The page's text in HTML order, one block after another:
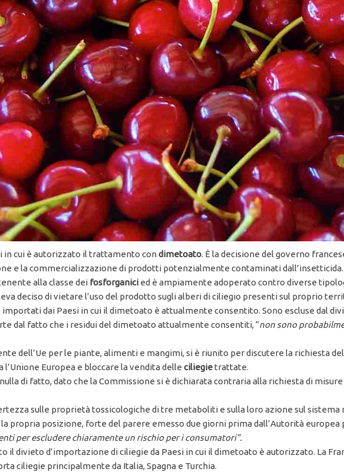
in cui è autorizzato il trattamento condimetoato. È la decisione del governo
e la commercializzazione di prodotti potenzialmente contaminati dall’insetticida.
alla classe dei fosforganici ed è ampiamente adoperato contro diverse
deciso di vietare l’uso del prodotto sugli alberi di ciliegio presenti sul proprio
dai Paesi in cui il dimetoato è attualmente consentito. Sono escluse dal
dal fatto che i residui del dimetoato attualmente consentiti, “non sono
dell’Ue per le piante, alimenti e mangimi, si è riunito per discutere la richiesta
Europea e bloccare la vendita delle ciliegietrattate.
nulla di fatto, dato che la Commissione si è dichiarata contraria alla richiesta di
sulle proprietà tossicologiche di tre metaboliti e sulla loro azione sul
propria posizione, forte del parere emesso due giorni prima dall’Autorità europea
per escludere chiaramente un rischio per i consumatori”.
il divieto d’importazione di ciliegie da Paesi in cui il dimetoato è autorizzato. La
ciliegie principalmente da Italia, Spagna e Turchia.